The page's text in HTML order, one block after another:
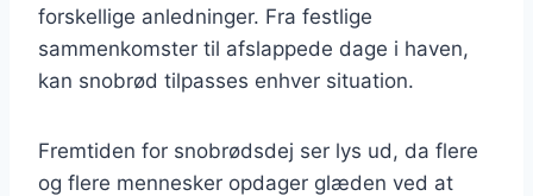
forskellige anledninger. Fra festlige
sammenkomster til afslappede dage i haven,
kan snobrød tilpasses enhver situation.
Fremtiden for snobrødsdej ser lys ud, da flere
og flere mennesker opdager glæden ved at